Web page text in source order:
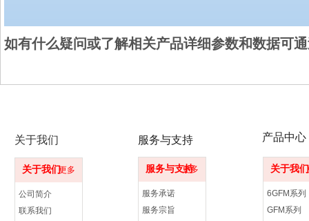
如有什么疑问或了解相关产品详细参数和数据可
关于我们更多
公司简介
联系我们
服务与支持
更多
服务承诺
服务宗旨
关于我们
6GFM系列
GFM系列
关于我们 服务与支持 产品中心